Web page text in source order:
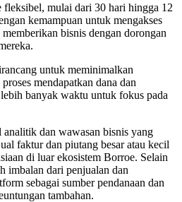
fleksibel, mulai dari 30 hari hingga 12
kemampuan untuk mengakses
bisnis dengan dorongan
untuk meminimalkan
mendapatkan dana dan
banyak waktu untuk fokus pada
dan wawasan bisnis yang
faktur dan piutang besar atau kecil
di luar ekosistem Borroe. Selain
imbalan dari penjualan dan
sebagai sumber pendanaan dan
tambahan.